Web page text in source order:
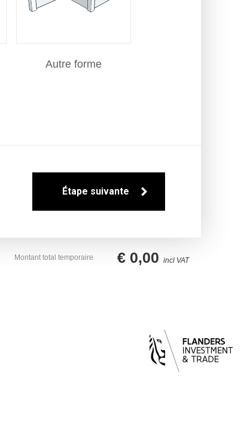
Autre forme
Montant total temporaire € 0,00 incl VAT